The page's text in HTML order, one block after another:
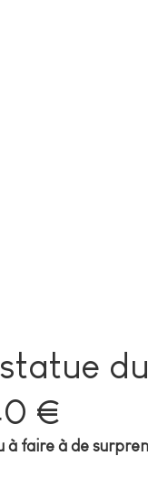
du
€
à faire à de